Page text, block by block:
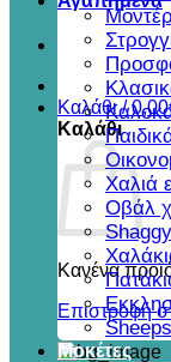
Καλάθι /0,00
Καλάθι
Κανένα
Επιστροφή
Χαλιά
Οβάλ
Μοκέτες